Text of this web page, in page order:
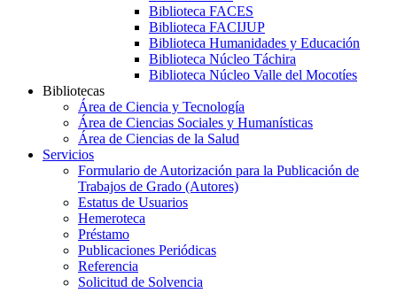
Biblioteca FACES
Biblioteca FACIJUP
Biblioteca Humanidades y Educación
Biblioteca Núcleo Táchira
Biblioteca Núcleo Valle del Mocotíes
Bibliotecas
Área de Ciencia y Tecnología
Área de Ciencias Sociales y Humanísticas
Área de Ciencias de la Salud
Servicios
Formulario de Autorización para la Publicación de
Trabajos de Grado (Autores)
Estatus de Usuarios
Hemeroteca
Préstamo
Publicaciones Periódicas
Referencia
Solicitud de Solvencia